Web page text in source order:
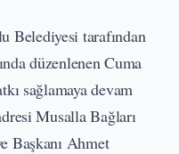
Belediyesi tarafından
düzenlenen Cuma
sağlamaya devam
Musalla Bağları
Başkanı Ahmet